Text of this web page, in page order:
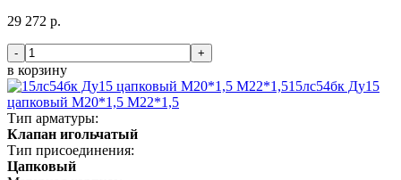
29 272 р.
- +
в корзину
15лс54бк Ду15
цапковый М20*1,5 М22*1,5
Тип арматуры:
Клапан игольчатый
Тип присоединения:
Цапковый